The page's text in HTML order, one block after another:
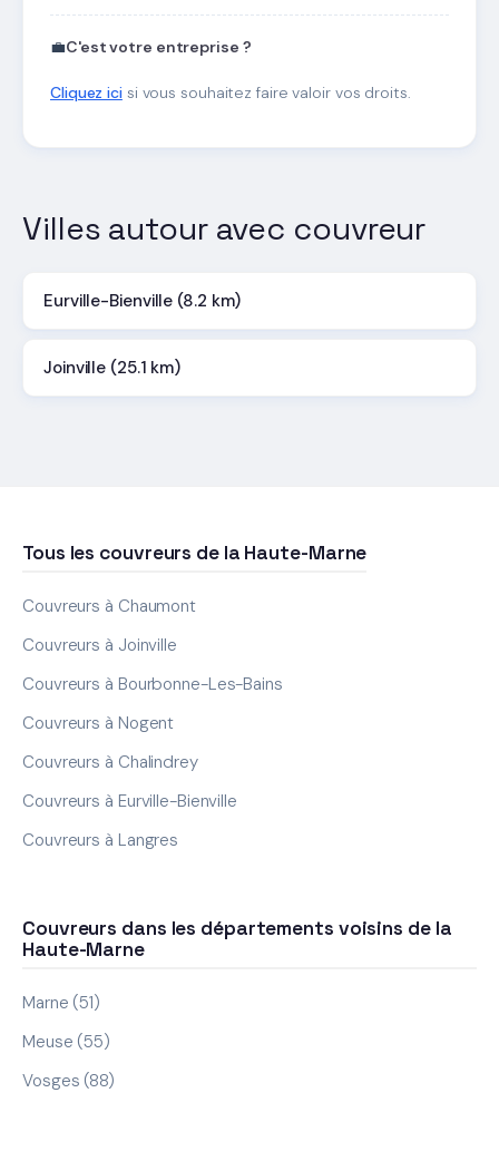
💼C'est votre entreprise ?
Cliquez icisi vous souhaitez faire valoir vos droits.
Villes autour avec couvreur
Eurville-Bienville (8.2 km)
Joinville (25.1 km)
Tous les couvreurs de la Haute-Marne
Couvreurs à Chaumont
Couvreurs à Joinville
Couvreurs à Bourbonne-Les-Bains
Couvreurs à Nogent
Couvreurs à Chalindrey
Couvreurs à Eurville-Bienville
Couvreurs à Langres
Couvreurs dans les départements voisins de la
Haute-Marne
Marne (51)
Meuse (55)
Vosges (88)